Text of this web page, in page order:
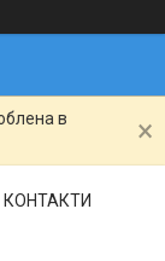
в
КОНТАКТИ